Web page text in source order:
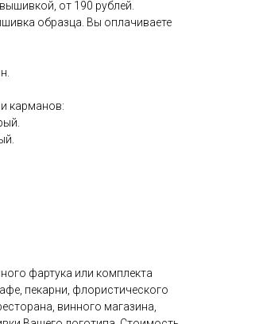
от 190 рублей.
образца. Вы оплачиваете
карманов:
фартука или комплекта
пекарни, флористического
винного магазина,